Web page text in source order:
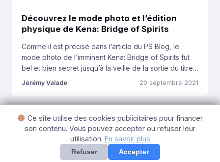
Découvrez le mode photo et l’édition
physique de Kena: Bridge of Spirits
Comme il est précisé dans l’article du PS Blog, le
mode photo de l’imminent Kena: Bridge of Spirits fut
bel et bien secret jusqu’à la veille de la sortie du titre
d’Ember Lab. Découvrons ensemble ses possibilités,
beauté de cette production PS4/PS5 et PC ! Vous
Jérémy Valade 20 septembre 2021
Voir plus d'articles
Ce site utilise des cookies publicitaires pour financer
son contenu. Vous pouvez accepter ou refuser leur
utilisation. En savoir plus
Refuser Accepter